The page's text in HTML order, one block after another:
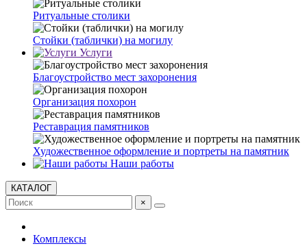
Ритуальные столики
Стойки (таблички) на могилу
Услуги
Благоустройство мест захоронения
Организация похорон
Реставрация памятников
Художественное оформление и портреты на памятник
Наши работы
КАТАЛОГ
×
Комплексы